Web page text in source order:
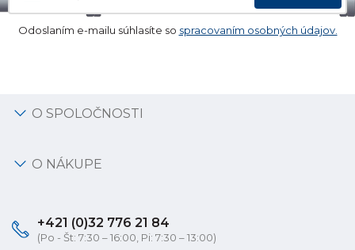
Odoslaním e-mailu súhlasíte so spracovaním osobných údajov.
O SPOLOČNOSTI
O NÁKUPE
+421 (0)32 776 21 84
(Po - Št: 7:30 – 16:00, Pi: 7:30 – 13:00)